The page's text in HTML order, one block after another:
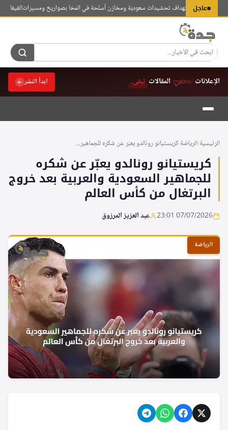
عاجل
تزعم استهداف تحشيدات سعودية ومخازن أسلحة في المخا بصواريخ ومسيراتالفيفا يحذر
الإعلانات تختفي.المقالات تبقى. ابدأ النشر
التجاوز
المحتوى
الرئيسية›الرياضة›كريستيانو رونالدو يعبّر عن شكره للجماهير...
كريستيانو رونالدو يعبّر عن شكره
للجماهير السعودية والعربية بعد خروج
البرتغال من كأس العالم
07/07/2026 23:01 عبد العزيز المرزوق
الرياضة